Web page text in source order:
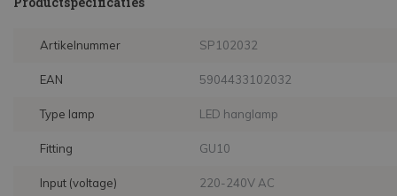
Artikelnummer SP102032
EAN 5904433102032
Type lamp LED hanglamp
Fitting GU10
Input (voltage) 220-240V AC